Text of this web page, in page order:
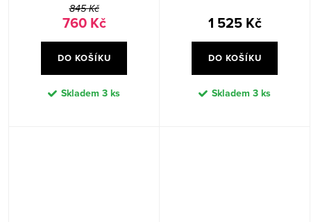
845 Kč
760 Kč
DO KOŠÍKU
Skladem 3 ks
1 525 Kč
DO KOŠÍKU
Skladem 3 ks